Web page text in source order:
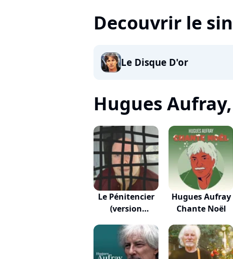
Decouvrir le
Le Disque D'or
Hugues
Le Pénitencier
(version
Hugues Aufray
Chante Noël